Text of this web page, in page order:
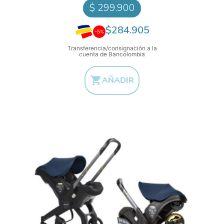
$ 299.900
-5% $284.905
Transferencia/consignación a la
cuenta de Bancolombia
AÑADIR